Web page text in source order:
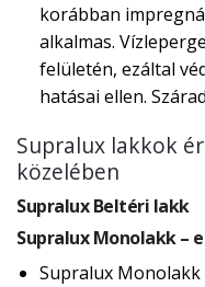
korábban
alkalmas.
felületén, ezáltal
hatásai ellen.
Supralux lakkok
közelében
Supralux Beltéri lakk
Supralux Monolakk –
Supralux Monolakk